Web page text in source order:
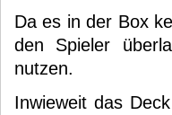
Da es in der Box
den Spieler
nutzen.
Inwieweit das